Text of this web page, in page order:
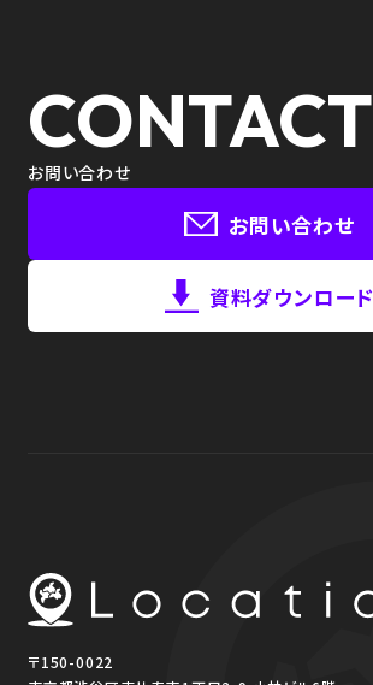
CONTACT
お問い合わせ
お問い合わせ
資料ダウンロード
〒150-0022